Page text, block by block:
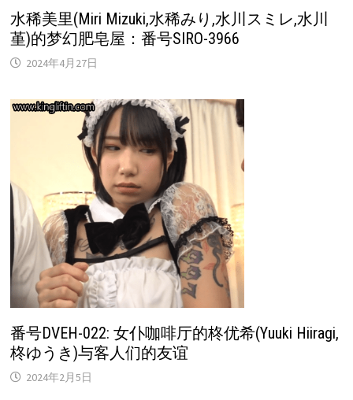
水稀美里(Miri Mizuki,水稀みり,水川スミレ,水川
堇)的梦幻肥皂屋：番号SIRO-3966
2024年4月27日
番号DVEH-022: 女仆咖啡厅的柊优希(Yuuki Hiiragi,
柊ゆうき)与客人们的友谊
2024年2月5日